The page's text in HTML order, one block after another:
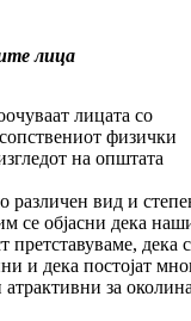
лица
лицата со
физички
на општата
различен вид и
се објасни дека
дека
и дека постојат
за